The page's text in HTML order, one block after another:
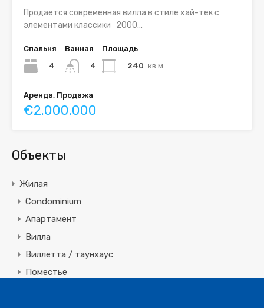
Продается современная вилла в стиле хай-тек с
элементами классики 2000…
Спальня
4
Ванная
4
Площадь
240 кв.м.
Аренда, Продажа
€2.000.000
Объекты
Жилая
Condominium
Апартамент
Вилла
Виллетта / таунхаус
Поместье